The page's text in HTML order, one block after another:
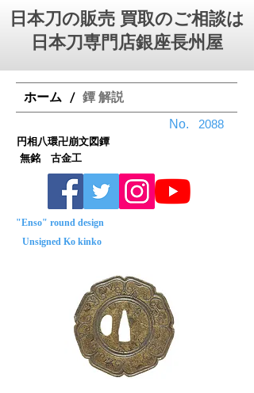
日本刀の販売 買取のご相談は
日本刀専門店銀座⻑州屋
ホーム / 鐔 解説
No.
無銘 古金工
"Enso" round design
Unsigned Ko kinko
円相八環卍崩文図鐔
2088